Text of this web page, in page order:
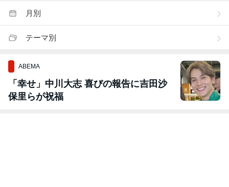
月別
テーマ別
ABEMA
「幸せ」中川大志 喜びの報告に吉田沙
保里らが祝福